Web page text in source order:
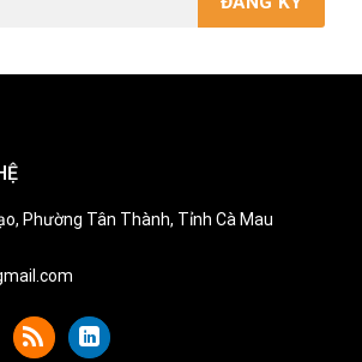
Phường Tân Thành, Tỉnh Cà Mau